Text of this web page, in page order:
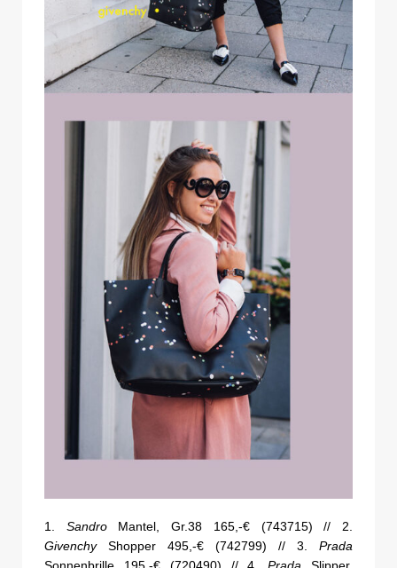
1. SandroMantel, Gr.38 165,-€ (743715) // 2.
GivenchyShopper 495,-€ (742799) // 3. Prada